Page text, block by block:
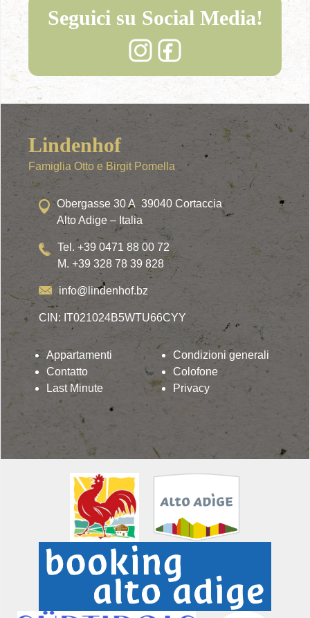
Seguici su Social Media!
Lindenhof
Famiglia Otto e Birgit Pomella
Obergasse 30 A 39040 Cortaccia
Alto Adige – Italia
Tel. +39 0471 88 00 72
M. +39 328 78 39 828
info@lindenhof.bz
CIN: IT021024B5WTU66CYY
Appartamenti
Contatto
Last Minute
Condizioni generali
Colofone
Privacy
Lindenhof